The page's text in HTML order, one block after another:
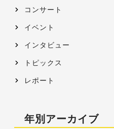
コンサート
イベント
インタビュー
トピックス
レポート
年別アーカイブ